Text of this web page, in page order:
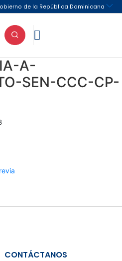

A-
SEN-CCC-CP-
CONTÁCTANOS